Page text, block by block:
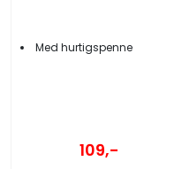
Med hurtigspenne
109,-